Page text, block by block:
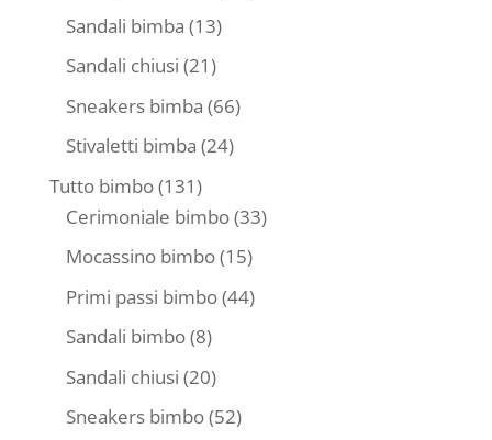
Sandali bimba 1313
prodotti
Sandali chiusi 2121
prodotti
Sneakers bimba 6666
Stivaletti bimba 2424
Tutto bimbo 131131
prodotti
Cerimoniale bimbo 3333
Mocassino bimbo 1515
prodotti
Primi passi bimbo 4444
Sandali bimbo 88
prodotti
Sandali chiusi 2020
prodotti
Sneakers bimbo 5252